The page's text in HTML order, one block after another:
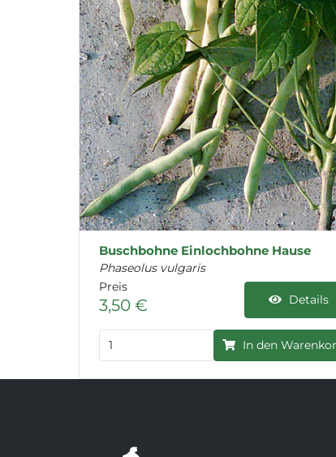
Buschbohne Einlochbohne Hause
Phaseolus vulgaris
Preis
3,50 € Details
In den